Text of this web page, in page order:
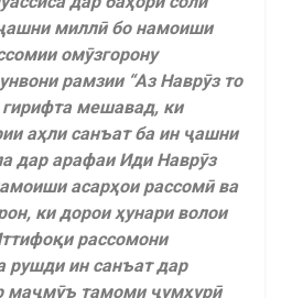
миллӣ бо намоиши
омӯзгорону
рамзии “Аз Наврӯз то
гирифта мешавад, ки
аҳли санъат ба ин ҷашни
дар арафаи Иди Наврӯз
асарҳои рассомӣ ва
ки дорои ҳунари волои
рассомони
рушди ин санъат дар
маҷмӯъ тамоми ҷумҳурӣ